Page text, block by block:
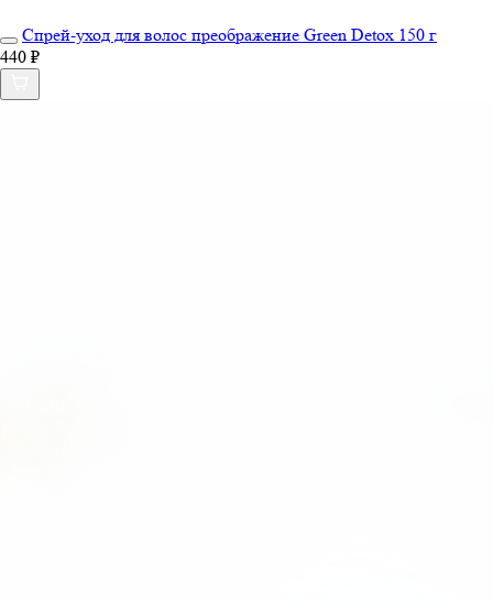
Спрей-уход для волос преображение Green Detox 150 г
440 ₽